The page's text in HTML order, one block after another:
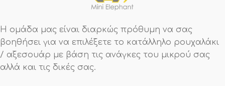
Η ομάδα μας είναι διαρκώς πρόθυμη να σας
βοηθήσει για να επιλέξετε το κατάλληλο ρουχαλάκι
/ αξεσουάρ με βάση τις ανάγκες του μικρού σας
αλλά και τις δικές σας.